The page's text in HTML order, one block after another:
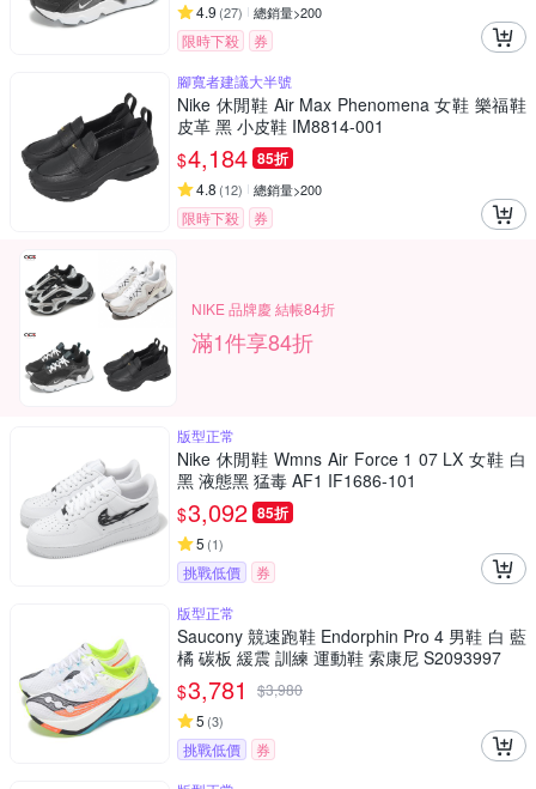
4.9 (27) 總銷量>200
限時下殺
券
腳寬者建議大半號
Nike 休閒鞋 Air Max Phenomena 女鞋 樂福鞋
皮革 黑 小皮鞋 IM8814-001
$4,184 85折
4.8 (12) 總銷量>200
限時下殺 券
NIKE 品牌慶 結帳84折
滿1件享84折
版型正常
Nike 休閒鞋 Wmns Air Force 1 07 LX 女鞋 白
黑 液態黑 猛毒 AF1 IF1686-101
$3,092 85折
5 (1)
挑戰低價
券
版型正常
Saucony 競速跑鞋 Endorphin Pro 4 男鞋 白 藍
橘 碳板 緩震 訓練 運動鞋 索康尼 S2093997
$3,781 $3,980
5 (3)
挑戰低價
券